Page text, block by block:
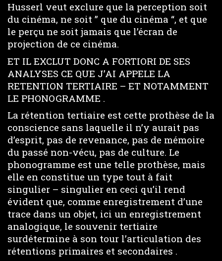
Husserl veut exclure que la perception soit
du cinéma, ne soit ” que du cinéma “, et que
le perçu ne soit jamais que l’écran de
projection de ce cinéma.
ET IL EXCLUT DONC A FORTIORI DE SES
ANALYSES CE QUE J’AI APPELE LA
RETENTION TERTIAIRE – ET NOTAMMENT
LE PHONOGRAMME .
La rétention tertiaire est cette prothèse de la
conscience sans laquelle il n’y aurait pas
d’esprit, pas de revenance, pas de mémoire
du passé non-vécu, pas de culture. Le
phonogramme est une telle prothèse, mais
elle en constitue un type tout à fait
singulier – singulier en ceci qu’il rend
évident que, comme enregistrement d’une
trace dans un objet, ici un enregistrement
analogique, le souvenir tertiaire
surdétermine à son tour l’articulation des
rétentions primaires et secondaires .